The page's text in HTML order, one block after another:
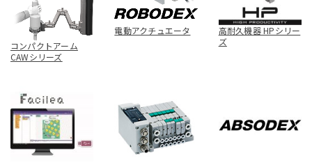
コンパクトアーム
CAWシリーズ
電動アクチュエータ
高耐久機器 HPシリー
ズ